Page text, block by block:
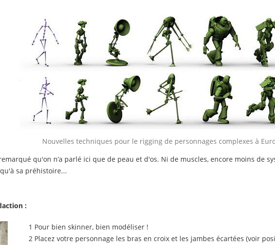
Nouvelles techniques pour le rigging de personnages complexes à
qu'on n’a parlé ici que de peau et d'os. Ni de muscles, encore moins de
sa préhistoire...
:
1 Pour bien skinner, bien modéliser !
2 Placez votre personnage les bras en croix et les jambes écartées (voir